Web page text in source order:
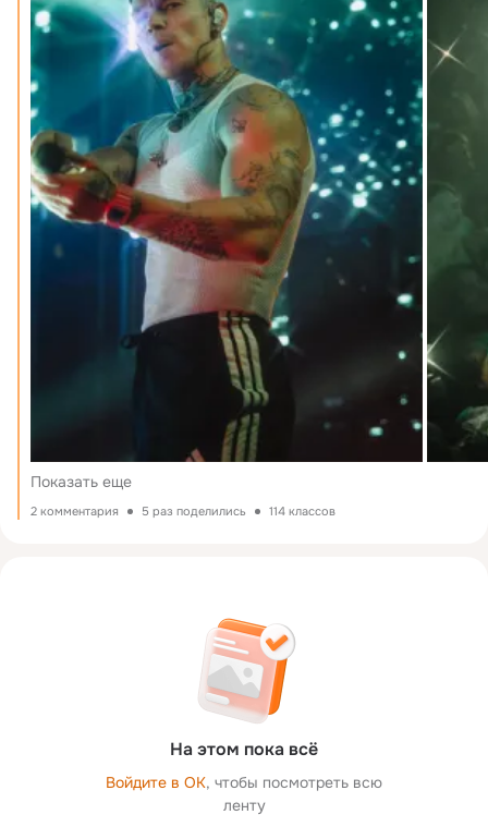
Показать еще
2 комментария 5 раз поделились 114 классов
На этом пока всё
Войдите в ОК, чтобы посмотреть всю
ленту